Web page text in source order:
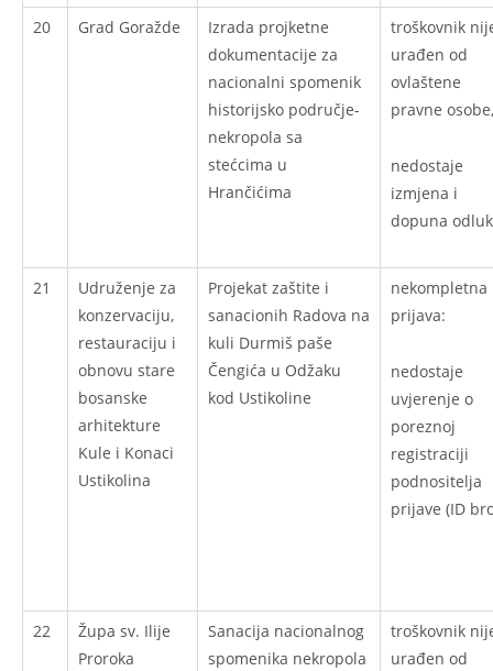
20 Grad Goražde
Izrada projketne
dokumentacije za
nacionalni spomenik
historijsko područje-
nekropola sa
stećcima u
Hrančićima
troškovnik
urađen od
ovlaštene
pravne osobe,
nedostaje
izmjena i
dopuna
21
Udruženje za
konzervaciju,
restauraciju i
obnovu stare
bosanske
arhitekture
Kule i Konaci
Ustikolina
Projekat zaštite i
sanacionih Radova na
kuli Durmiš paše
Čengića u Odžaku
kod Ustikoline
nekompletna
prijava:
nedostaje
uvjerenje o
poreznoj
registraciji
podnositelja
prijave (ID
22
Župa sv. Ilije
Proroka
Sanacija nacionalnog
spomenika nekropola
troškovnik
urađen od